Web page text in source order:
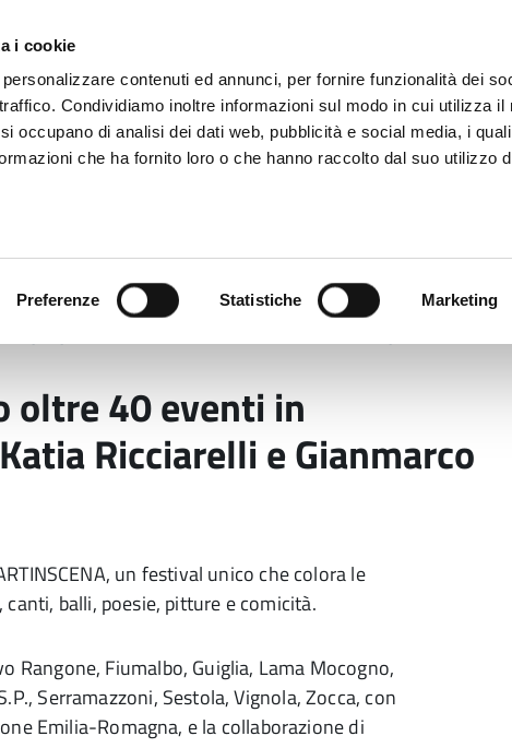
i cookie
contenuti ed annunci, per fornire funzionalità dei
Condividiamo inoltre informazioni sul modo in cui utilizza il
occupano di analisi dei dati web, pubblicità e social media, i
che ha fornito loro o che hanno raccolto dal suo utilizzo
Preferenze Statistiche Marketing
oltre 40 eventi in
Ricciarelli e Gianmarco
un festival unico che colora le
canti, balli, poesie, pitture e comicità.
Rangone, Fiumalbo, Guiglia, Lama Mocogno,
Serramazzoni, Sestola, Vignola, Zocca, con
Emilia-Romagna, e la collaborazione di